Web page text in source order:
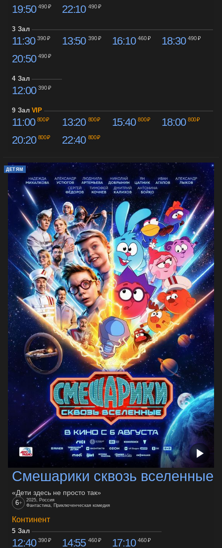
19:50 490 ₽ 22:10 490 ₽
3 Зал
11:30 390 ₽ 13:50 390 ₽ 16:10 460 ₽ 18:30 490 ₽
20:50 490 ₽
4 Зал
12:00 390 ₽
9 ЗалVIP
11:00 800 ₽ 13:20 800 ₽ 15:40 800 ₽ 18:00 800 ₽
20:20 800 ₽ 22:40 800 ₽
ДЕТЯМ
Смешарики сквозь вселенные
«Дети здесь не просто так»
6+
2025, Россия
Фантастика, Приключенческая комедия
Континент
5 Зал
12:40 390 ₽ 14:55 460 ₽ 17:10 460 ₽